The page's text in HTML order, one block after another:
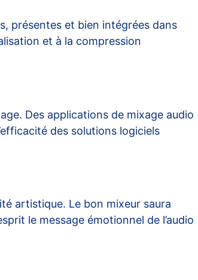
présentes et bien intégrées dans
et à la compression
Des applications de mixage audio
des solutions logiciels
artistique. Le bon mixeur saura
le message émotionnel de l’audio